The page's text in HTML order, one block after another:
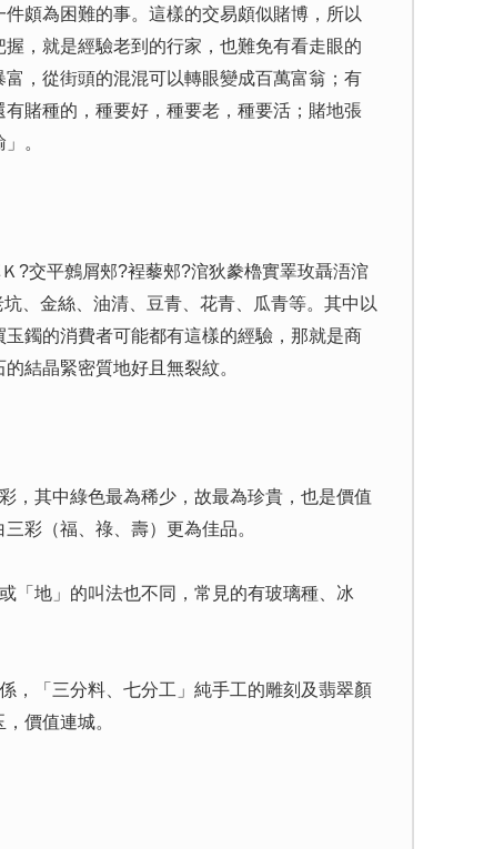
頗為困難的事。這樣的交易頗似賭博，所以
，就是經驗老到的行家，也難免有看走眼的
，從街頭的混混可以轉眼變成百萬富翁；有
賭種的，種要好，種要老，種要活；賭地張
。
交平鷯屑郟?裎藜郟?涫狄豢櫓實睪玫聶浯涫
、金絲、油清、豆青、花青、瓜青等。其中以
鐲的消費者可能都有這樣的經驗，那就是商
結晶緊密質地好且無裂紋。
其中綠色最為稀少，故最為珍貴，也是價值
彩（福、祿、壽）更為佳品。
地」的叫法也不同，常見的有玻璃種、冰
「三分料、七分工」純手工的雕刻及翡翠顏
價值連城。